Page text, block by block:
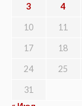
3 4
10 11
17 18
24 25
31